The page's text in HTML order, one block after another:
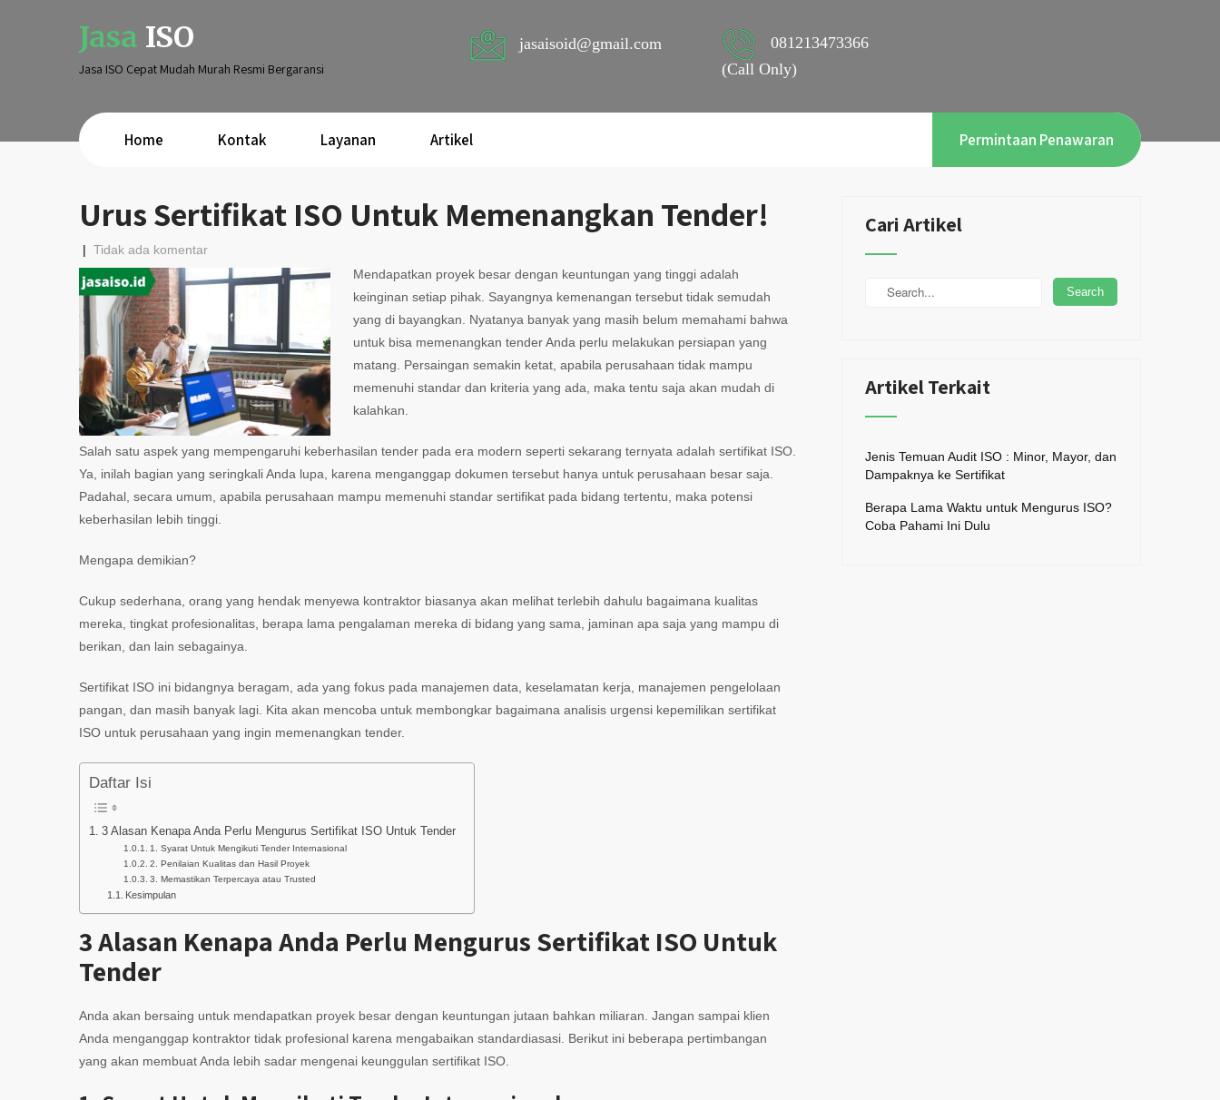
Jasa ISO
Jasa ISO Cepat Mudah Murah Resmi Bergaransi
jasaisoid@gmail.com
081213473366
(Call Only)
Home Kontak Layanan Artikel Permintaan Penawaran
Urus Sertifikat ISO Untuk Memenangkan Tender!
| Tidak ada komentar
Mendapatkan proyek besar dengan keuntungan yang tinggi adalah
keinginan setiap pihak. Sayangnya kemenangan tersebut tidak semudah
yang di bayangkan. Nyatanya banyak yang masih belum memahami bahwa
untuk bisa memenangkan tender Anda perlu melakukan persiapan yang
matang. Persaingan semakin ketat, apabila perusahaan tidak mampu
memenuhi standar dan kriteria yang ada, maka tentu saja akan mudah di
kalahkan.
Salah satu aspek yang mempengaruhi keberhasilan tender pada era modern seperti sekarang ternyata adalah sertifikat ISO.
Ya, inilah bagian yang seringkali Anda lupa, karena menganggap dokumen tersebut hanya untuk perusahaan besar saja.
Padahal, secara umum, apabila perusahaan mampu memenuhi standar sertifikat pada bidang tertentu, maka potensi
keberhasilan lebih tinggi.
Mengapa demikian?
Cukup sederhana, orang yang hendak menyewa kontraktor biasanya akan melihat terlebih dahulu bagaimana kualitas
mereka, tingkat profesionalitas, berapa lama pengalaman mereka di bidang yang sama, jaminan apa saja yang mampu di
berikan, dan lain sebagainya.
Sertifikat ISO ini bidangnya beragam, ada yang fokus pada manajemen data, keselamatan kerja, manajemen pengelolaan
pangan, dan masih banyak lagi. Kita akan mencoba untuk membongkar bagaimana analisis urgensi kepemilikan sertifikat
ISO untuk perusahaan yang ingin memenangkan tender.
Daftar Isi
3 Alasan Kenapa Anda Perlu Mengurus Sertifikat ISO Untuk Tender
1. Syarat Untuk Mengikuti Tender Internasional
2. Penilaian Kualitas dan Hasil Proyek
3. Memastikan Terpercaya atau Trusted
Kesimpulan
3 Alasan Kenapa Anda Perlu Mengurus Sertifikat ISO Untuk
Tender
Anda akan bersaing untuk mendapatkan proyek besar dengan keuntungan jutaan bahkan miliaran. Jangan sampai klien
Anda menganggap kontraktor tidak profesional karena mengabaikan standardiasasi. Berikut ini beberapa pertimbangan
yang akan membuat Anda lebih sadar mengenai keunggulan sertifikat ISO.
Cari Artikel
Artikel Terkait
Jenis Temuan Audit ISO : Minor, Mayor, dan
Dampaknya ke Sertifikat
Berapa Lama Waktu untuk Mengurus ISO?
Coba Pahami Ini Dulu